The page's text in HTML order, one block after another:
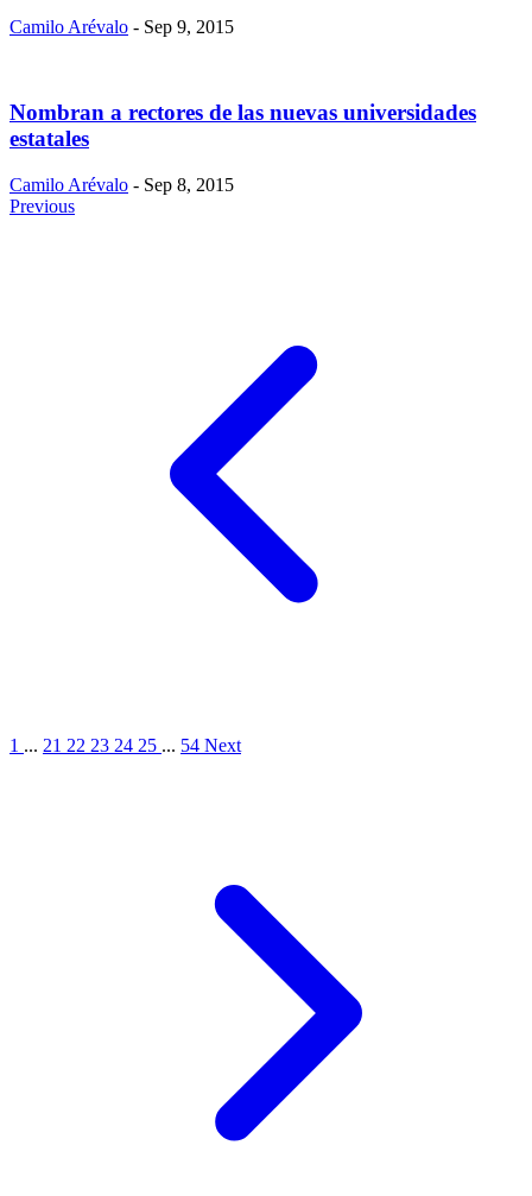
Camilo Arévalo - Sep 9, 2015
Nombran a rectores de las nuevas universidades
estatales
Camilo Arévalo - Sep 8, 2015
Previous
1 ... 21 22 23 24 25 ... 54 Next